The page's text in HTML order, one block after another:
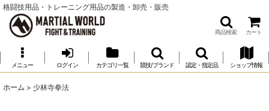
格闘技用品・トレーニング用品の製造・卸売・販売
商品検索 カート
メニュー ログイン カテゴリ一覧 競技/ブランド 認定・指定品 ショップ情報
ホーム > 少林寺拳法